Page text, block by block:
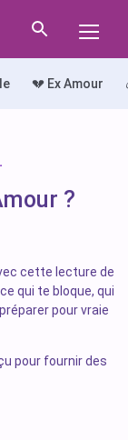
💔 Ex Amour
?
cette lecture de
qui te bloque, qui
pour vraie
pour fournir des